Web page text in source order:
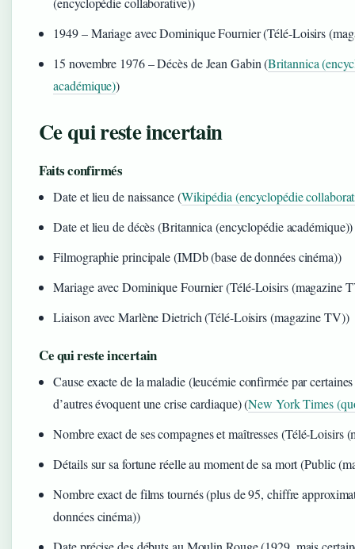
1949– Mariage avec Dominique Fournier (Télé-Loisirs
15 novembre 1976– Décès de Jean Gabin (Britannica
académique))
Ce qui reste incertain
Faits confirmés
Date et lieu de naissance (Wikipédia (encyclopédie
Date et lieu de décès (Britannica (encyclopédie académique))
Filmographie principale (IMDb (base de données cinéma))
Mariage avec Dominique Fournier (Télé-Loisirs (magazine
Liaison avec Marlène Dietrich (Télé-Loisirs (magazine TV))
Ce qui reste incertain
Cause exacte de la maladie (leucémie confirmée par
d’autres évoquent une crise cardiaque) (New York Times
Nombre exact de ses compagnes et maîtresses (Télé-Loisirs
Détails sur sa fortune réelle au moment de sa mort (Public
Nombre exact de films tournés (plus de 95, chiffre
données cinéma))